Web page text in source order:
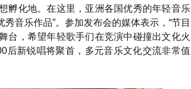
孵化地。在这里，亚洲各国优秀的年轻音乐
音乐作品”。参加发布会的媒体表示，“节目
台，希望年轻歌手们在竞演中碰撞出文化火
后新锐唱将聚首，多元音乐文化交流非常值